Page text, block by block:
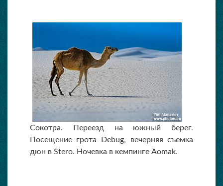
Сокотра. Переезд на южный берег.
Посещение грота Debug, вечерняя съемка
дюн в Stero. Ночевка в кемпинге Aomak.